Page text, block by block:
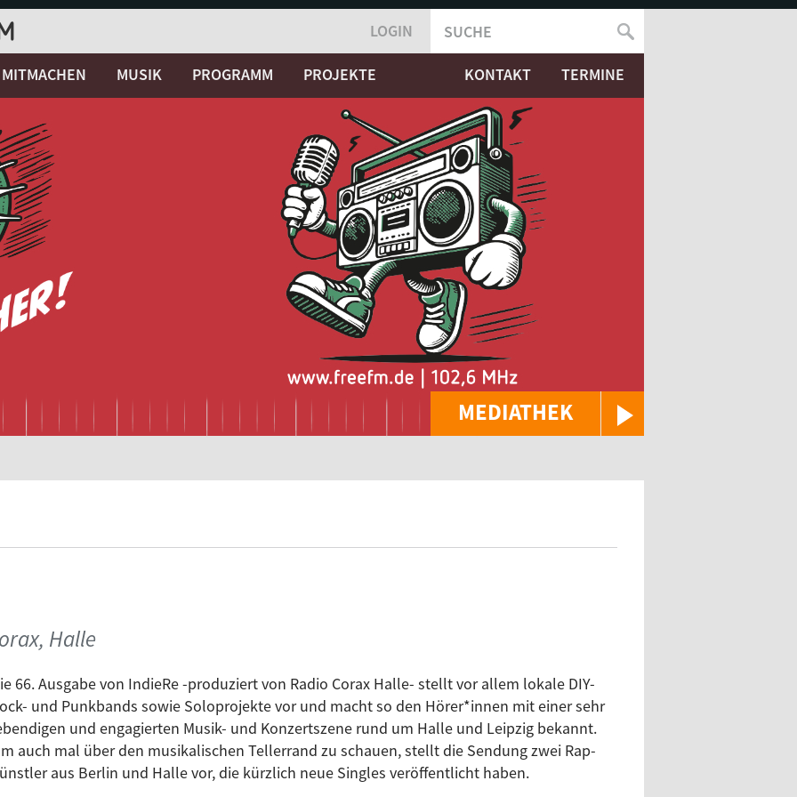
MEDIATHEK
LOGIN
SUCHFORMULAR
SUCHE
MITMACHEN MUSIK PROGRAMM PROJEKTE KONTAKT TERMINE
Halle
66. Ausgabe von IndieRe -produziert von Radio Corax Halle- stellt vor allem lokale DIY-
und Punkbands sowie Soloprojekte vor und macht so den Hörer*innen mit einer sehr
und engagierten Musik- und Konzertszene rund um Halle und Leipzig bekannt.
auch mal über den musikalischen Tellerrand zu schauen, stellt die Sendung zwei Rap-
aus Berlin und Halle vor, die kürzlich neue Singles veröffentlicht haben.